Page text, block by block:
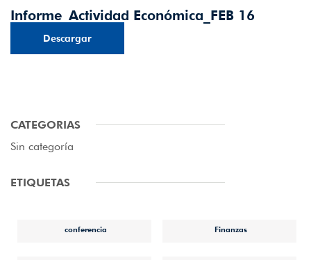
Informe_Actividad Económica_FEB 16
Descargar
CATEGORIAS
Sin categoría
ETIQUETAS
conferencia Finanzas